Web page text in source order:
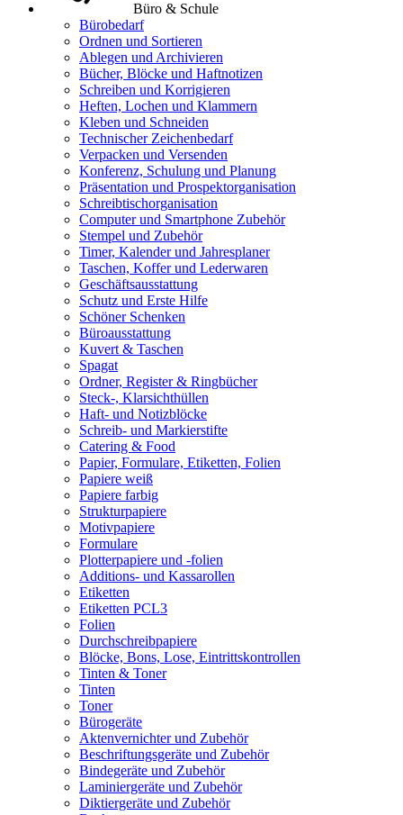
Büro & Schule
Bürobedarf
Ordnen und Sortieren
Ablegen und Archivieren
Bücher, Blöcke und Haftnotizen
Schreiben und Korrigieren
Heften, Lochen und Klammern
Kleben und Schneiden
Technischer Zeichenbedarf
Verpacken und Versenden
Konferenz, Schulung und Planung
Präsentation und Prospektorganisation
Schreibtischorganisation
Computer und Smartphone Zubehör
Stempel und Zubehör
Timer, Kalender und Jahresplaner
Taschen, Koffer und Lederwaren
Geschäftsausstattung
Schutz und Erste Hilfe
Schöner Schenken
Büroausstattung
Kuvert & Taschen
Spagat
Ordner, Register & Ringbücher
Steck-, Klarsichthüllen
Haft- und Notizblöcke
Schreib- und Markierstifte
Catering & Food
Papier, Formulare, Etiketten, Folien
Papiere weiß
Papiere farbig
Strukturpapiere
Motivpapiere
Formulare
Plotterpapiere und -folien
Additions- und Kassarollen
Etiketten
Etiketten PCL3
Folien
Durchschreibpapiere
Blöcke, Bons, Lose, Eintrittskontrollen
Tinten & Toner
Tinten
Toner
Bürogeräte
Aktenvernichter und Zubehör
Beschriftungsgeräte und Zubehör
Bindegeräte und Zubehör
Laminiergeräte und Zubehör
Diktiergeräte und Zubehör